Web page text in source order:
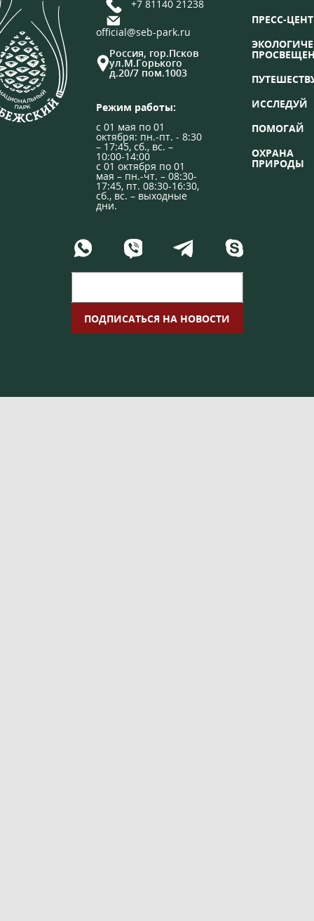
+7 81140 21238
official@seb-park.ru
Россия, гор.Псков
ул.М.Горького
д.20/7 пом.1003
Режим работы:
с 01 мая по 01
октября: пн.-пт. - 8:30
– 17:45, сб., вс. –
10:00-14:00
с 01 октября по 01
мая – пн.-чт. – 08:30-
17:45, пт. 08:30-16:30,
сб., вс. – выходные
дни.
ПРЕСС-
ИССЛЕДУЙ
ПОМОГАЙ
ОХРАНА
ПРИРОДЫ